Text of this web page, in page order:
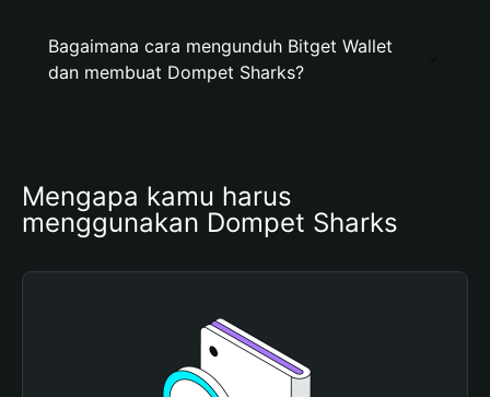
Bagaimana cara mengunduh Bitget Wallet
dan membuat Dompet Sharks?
Mengapa kamu harus
menggunakan Dompet Sharks